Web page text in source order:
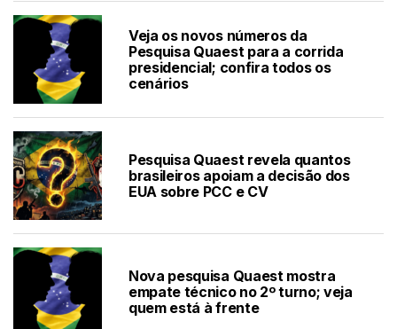
Veja os novos números da
Pesquisa Quaest para a corrida
presidencial; confira todos os
cenários
Pesquisa Quaest revela quantos
brasileiros apoiam a decisão dos
EUA sobre PCC e CV
Nova pesquisa Quaest mostra
empate técnico no 2º turno; veja
quem está à frente